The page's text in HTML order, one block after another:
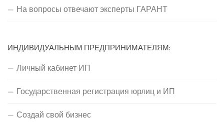
На вопросы отвечают эксперты ГАРАНТ
ИНДИВИДУАЛЬНЫМ ПРЕДПРИНИМАТЕЛЯМ:
Личный кабинет ИП
Государственная регистрация юрлиц и ИП
Создай свой бизнес